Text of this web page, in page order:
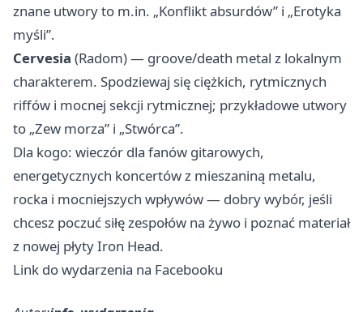
znane utwory to m.in. „Konflikt absurdów” i „Erotyka
myśli”.
Cervesia (Radom) — groove/death metal z lokalnym
charakterem. Spodziewaj się ciężkich, rytmicznych
riffów i mocnej sekcji rytmicznej; przykładowe utwory
to „Zew morza” i „Stwórca”.
Dla kogo: wieczór dla fanów gitarowych,
energetycznych koncertów z mieszaniną metalu,
rocka i mocniejszych wpływów — dobry wybór, jeśli
chcesz poczuć siłę zespołów na żywo i poznać materiał
z nowej płyty Iron Head.
Link do wydarzenia na Facebooku